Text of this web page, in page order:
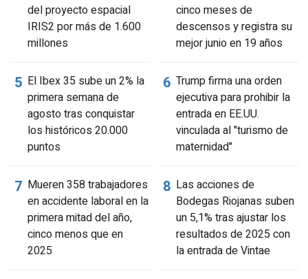
del proyecto espacial
IRIS2 por más de 1.600
millones
cinco meses de
descensos y registra su
mejor junio en 19 años
El Ibex 35 sube un 2% la
primera semana de
agosto tras conquistar
los históricos 20.000
puntos
Trump firma una orden
ejecutiva para prohibir la
entrada en EE.UU.
vinculada al "turismo de
maternidad"
Mueren 358 trabajadores
en accidente laboral en la
primera mitad del año,
cinco menos que en
2025
Las acciones de
Bodegas Riojanas suben
un 5,1% tras ajustar los
resultados de 2025 con
la entrada de Vintae